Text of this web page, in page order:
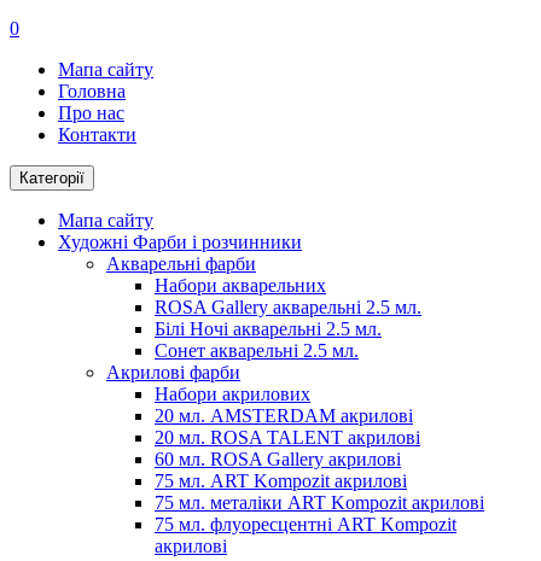
0
Мапа сайту
Головна
Про нас
Контакти
Категорії
Мапа сайту
Художні Фарби і розчинники
Акварельні фарби
Набори акварельних
ROSA Gallery акварельні 2.5 мл.
Білі Ночі акварельні 2.5 мл.
Сонет акварельні 2.5 мл.
Акрилові фарби
Набори акрилових
20 мл. AMSTERDAM акрилові
20 мл. ROSA TALENT акрилові
60 мл. ROSA Gallery акрилові
75 мл. ART Kompozit акрилові
75 мл. металіки ART Kompozit акрилові
75 мл. флуоресцентні ART Kompozit
акрилові